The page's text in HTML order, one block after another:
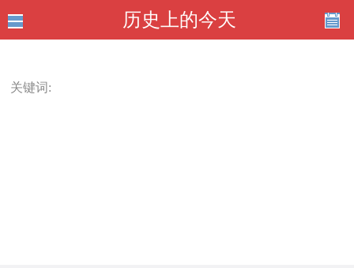
历史上的今天
关键词: